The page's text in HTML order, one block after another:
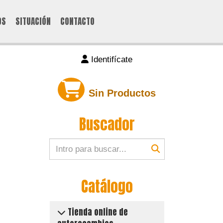
SITUACIÓN CONTACTO
Identifícate
Sin Productos
Buscador
Catálogo
Tienda online de